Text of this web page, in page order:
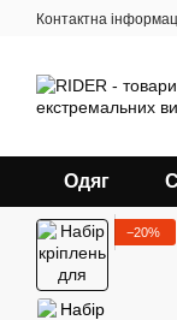
Перейти до
Контактна
Одяг
−20%